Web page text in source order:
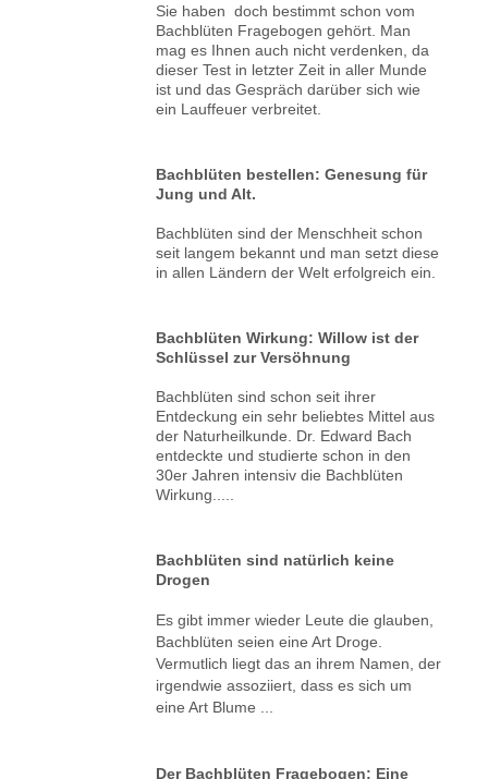
Sie haben doch bestimmt schon vom
Bachblüten Fragebogen gehört. Man
mag es Ihnen auch nicht verdenken, da
dieser Test in letzter Zeit in aller Munde
ist und das Gespräch darüber sich wie
ein Lauffeuer verbreitet.
Bachblüten bestellen: Genesung für
Jung und Alt.
Bachblüten sind der Menschheit schon
seit langem bekannt und man setzt diese
in allen Ländern der Welt erfolgreich ein.
Bachblüten Wirkung: Willow ist der
Schlüssel zur Versöhnung
Bachblüten sind schon seit ihrer
Entdeckung ein sehr beliebtes Mittel aus
der Naturheilkunde. Dr. Edward Bach
entdeckte und studierte schon in den
30er Jahren intensiv die Bachblüten
Wirkung.....
Bachblüten sind natürlich keine
Drogen
Es gibt immer wieder Leute die glauben,
Bachblüten seien eine Art Droge.
Vermutlich liegt das an ihrem Namen, der
irgendwie assoziiert, dass es sich um
eine Art Blume ...
Der Bachblüten Fragebogen: Eine